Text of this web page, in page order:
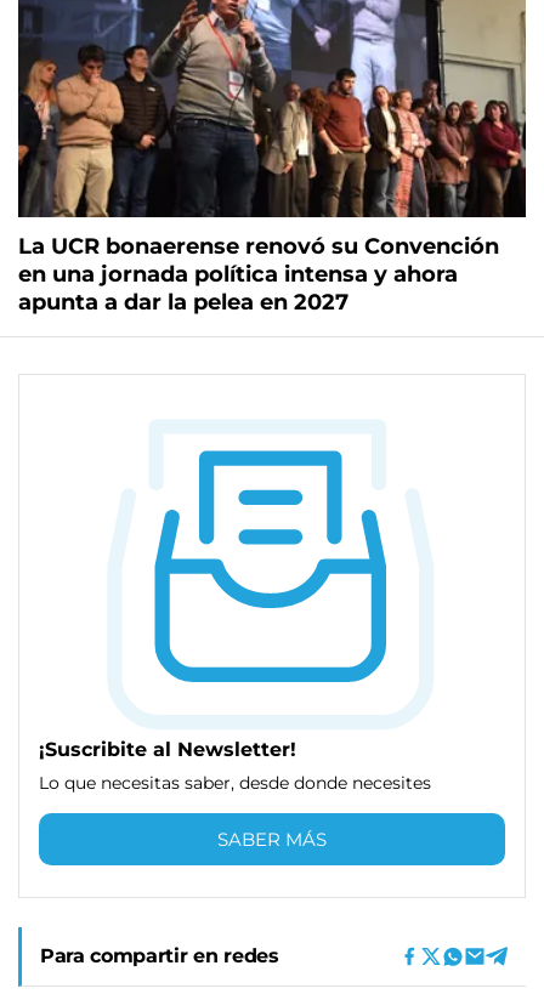
La UCR bonaerense renovó su Convención
en una jornada política intensa y ahora
apunta a dar la pelea en 2027
¡Suscribite al Newsletter!
Lo que necesitas saber, desde donde necesites
SABER MÁS
Para compartir en redes